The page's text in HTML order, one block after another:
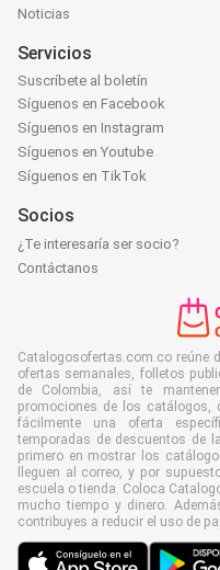
Noticias
Servicios
Suscríbete al boletín
Síguenos en Facebook
Síguenos en Instagram
Síguenos en Youtube
Síguenos en TikTok
Socios
¿Te interesaría ser socio?
Contáctanos
Catalogosofertas.com.co reúne
ofertas semanales, folletos
de Colombia, así te
promociones de los catálogos,
fácilmente una oferta
temporadas de descuentos de
primero en mostrar los
lleguen al correo, y por
escuela o tienda. Coloca
mucho tiempo y dinero.
contribuyes a reducir el uso de